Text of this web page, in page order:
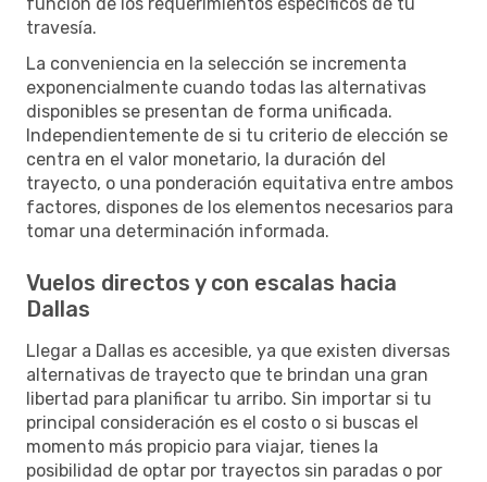
travesía.
La conveniencia en la selección se incrementa
exponencialmente cuando todas las alternativas
disponibles se presentan de forma unificada.
Independientemente de si tu criterio de elección se
centra en el valor monetario, la duración del
trayecto, o una ponderación equitativa entre ambos
factores, dispones de los elementos necesarios para
tomar una determinación informada.
Vuelos directos y con escalas hacia
Dallas
Llegar a Dallas es accesible, ya que existen diversas
alternativas de trayecto que te brindan una gran
libertad para planificar tu arribo. Sin importar si tu
principal consideración es el costo o si buscas el
momento más propicio para viajar, tienes la
posibilidad de optar por trayectos sin paradas o por